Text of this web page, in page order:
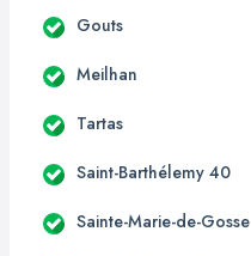
Gouts
Meilhan
Tartas
Saint-Barthélemy 40
Sainte-Marie-de-Gosse